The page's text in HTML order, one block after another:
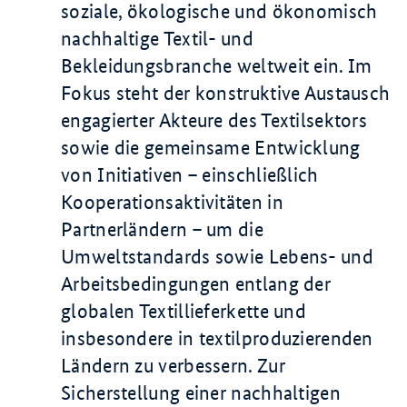
soziale, ökologische und ökonomisch
nachhaltige Textil- und
Bekleidungsbranche weltweit ein. Im
Fokus steht der konstruktive Austausch
engagierter Akteure des Textilsektors
sowie die gemeinsame Entwicklung
von Initiativen – einschließlich
Kooperationsaktivitäten in
Partnerländern – um die
Umweltstandards sowie Lebens- und
Arbeitsbedingungen entlang der
globalen Textillieferkette und
insbesondere in textilproduzierenden
Ländern zu verbessern. Zur
Sicherstellung einer nachhaltigen